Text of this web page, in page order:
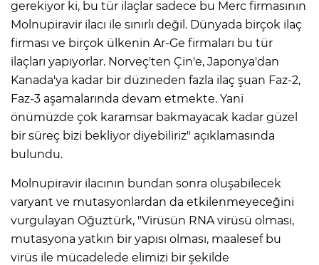
gerekiyor ki, bu tür ilaçlar sadece bu Merc firmasının
Molnupiravir ilacı ile sınırlı değil. Dünyada birçok ilaç
firması ve birçok ülkenin Ar-Ge firmaları bu tür
ilaçları yapıyorlar. Norveç'ten Çin'e, Japonya'dan
Kanada'ya kadar bir düzineden fazla ilaç şuan Faz-2,
Faz-3 aşamalarında devam etmekte. Yani
önümüzde çok karamsar bakmayacak kadar güzel
bir süreç bizi bekliyor diyebiliriz" açıklamasında
bulundu.
Molnupiravir ilacının bundan sonra oluşabilecek
varyant ve mutasyonlardan da etkilenmeyeceğini
vurgulayan Oğuztürk, "Virüsün RNA virüsü olması,
mutasyona yatkın bir yapısı olması, maalesef bu
virüs ile mücadelede elimizi bir şekilde